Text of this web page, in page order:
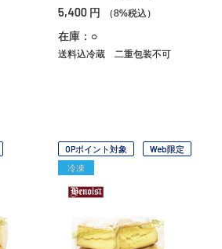
5,400 円 （8%税込）
在庫：○
送料込冷蔵 二重包装不可
OPポイント対象
Web限定
冷凍